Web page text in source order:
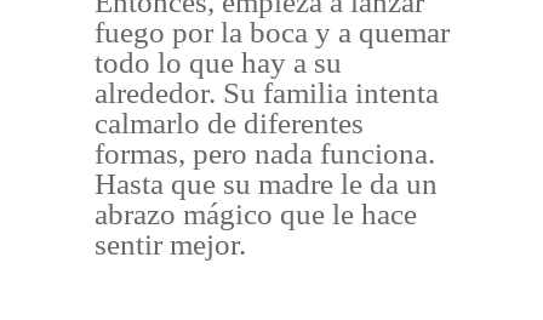
fuego por la boca y a quemar
todo lo que hay a su
alrededor. Su familia intenta
calmarlo de diferentes
formas, pero nada funciona.
Hasta que su madre le da un
abrazo mágico que le hace
sentir mejor.